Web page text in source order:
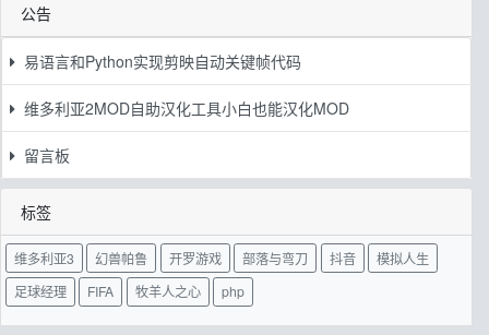
公告
易语言和Python实现剪映自动关键帧代码
维多利亚2MOD自助汉化工具小白也能汉化MOD
留言板
标签
维多利亚3 幻兽帕鲁 开罗游戏 部落与弯刀 抖音
模拟人生
足球经理
FIFA 牧羊人之心 php